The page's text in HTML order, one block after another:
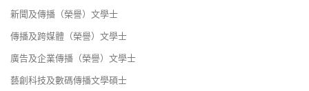
新聞及傳播（榮譽）文學士
傳播及跨媒體（榮譽）文學士
廣告及企業傳播（榮譽）文學士
藝創科技及數碼傳播文學碩士